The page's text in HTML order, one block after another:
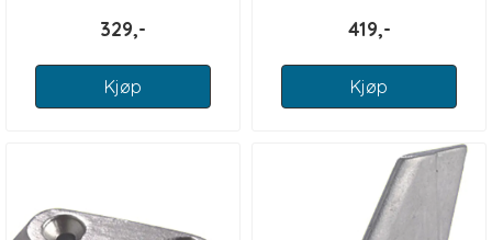
329,-
Kjøp
419,-
Kjøp